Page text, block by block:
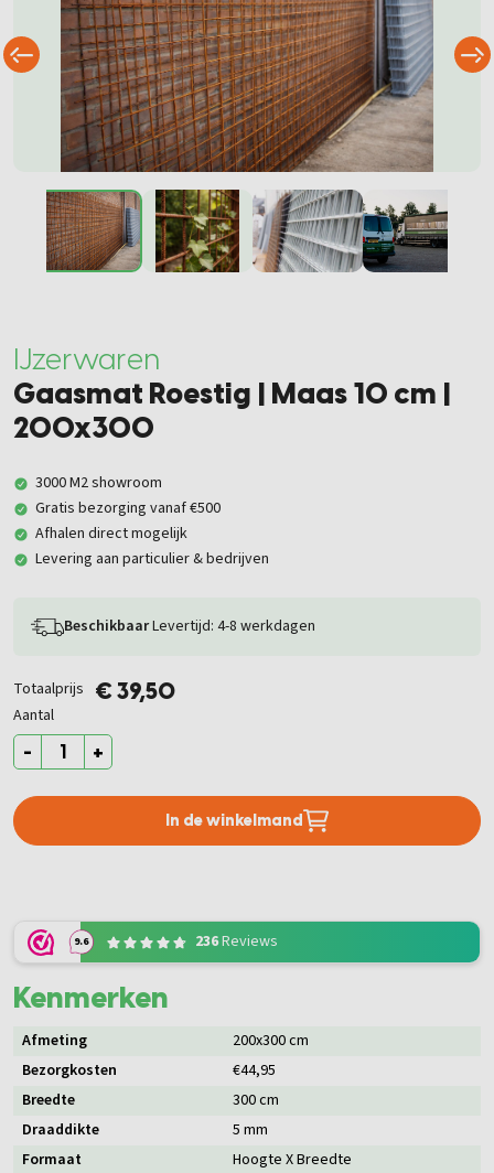
IJzerwaren
Gaasmat Roestig | Maas 10 cm |
200x300
3000 M2 showroom
Gratis bezorging vanaf €500
Afhalen direct mogelijk
Levering aan particulier & bedrijven
BeschikbaarLevertijd: 4-8 werkdagen
Totaalprijs € 39,50
Aantal
- +
In de winkelmand
9.6 236Reviews
Kenmerken
Afmeting
200x300 cm
Bezorgkosten
€44,95
Breedte
300 cm
Draaddikte
5 mm
Formaat
Hoogte X Breedte